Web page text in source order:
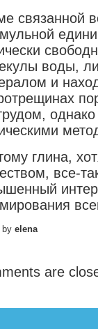
связанной
воды,
и
глина,
все-
by elena
are